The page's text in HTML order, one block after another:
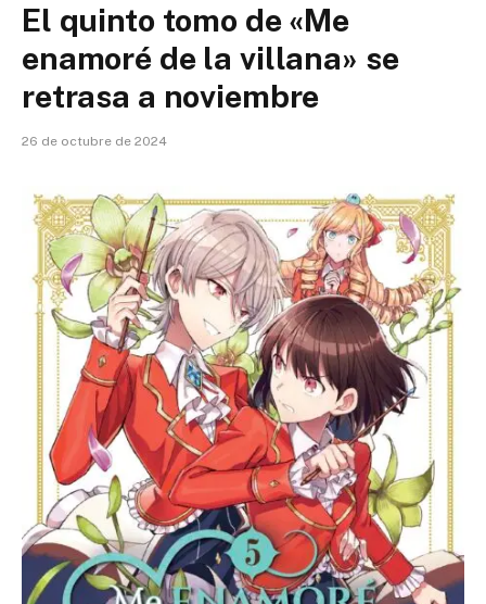
El quinto tomo de «Me
enamoré de la villana» se
retrasa a noviembre
26 de octubre de 2024